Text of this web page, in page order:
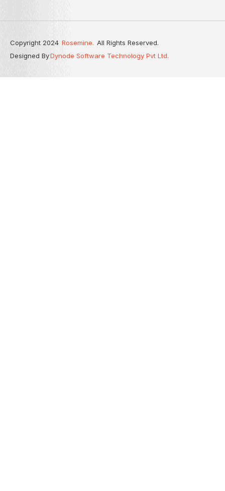
Copyright 2024 Rosemine. All Rights Reserved.
Designed ByDynode Software Technology Pvt Ltd.